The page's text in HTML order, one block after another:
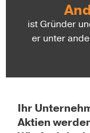
ist Gründer
er unter
Ihr
Aktien